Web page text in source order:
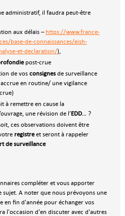
administratif, il faudra peut-être
aux délais –https://www.france-
base-de-connaissances/eish-
et-declaration/),
post-crue
de vos consignesde surveillance
en routine/ une vigilance
à remettre en cause la
une révision de l’EDD… ?
ces observations doivent être
registreet seront à rappeler
de surveillance
compléter et vous apporter
sujet. A noter que nous prévoyons une
en fin d'année pour échanger vos
l'occasion d'en discuter avec d'autres